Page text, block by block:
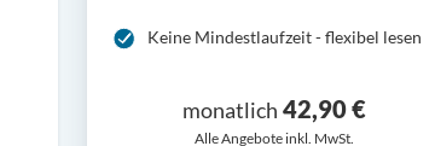
Keine Mindestlaufzeit - flexibel lesen
monatlich 42,90 €
Alle Angebote inkl. MwSt.